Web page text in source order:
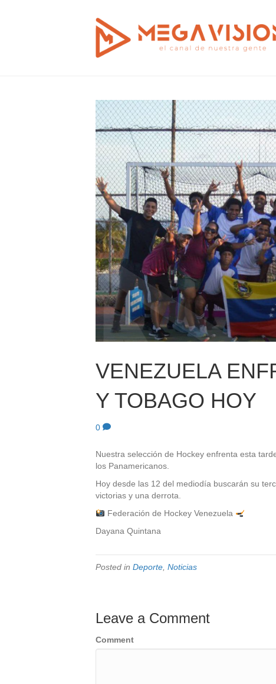
VENEZUELA
Y TOBAGO HOY
0
Nuestra selección de Hockey enfrenta esta
los Panamericanos.
Hoy desde las 12 del mediodía buscarán su
victorias y una derrota.
Federación de Hockey Venezuela
Dayana Quintana
Posted in Deporte, Noticias
Leave a Comment
Comment